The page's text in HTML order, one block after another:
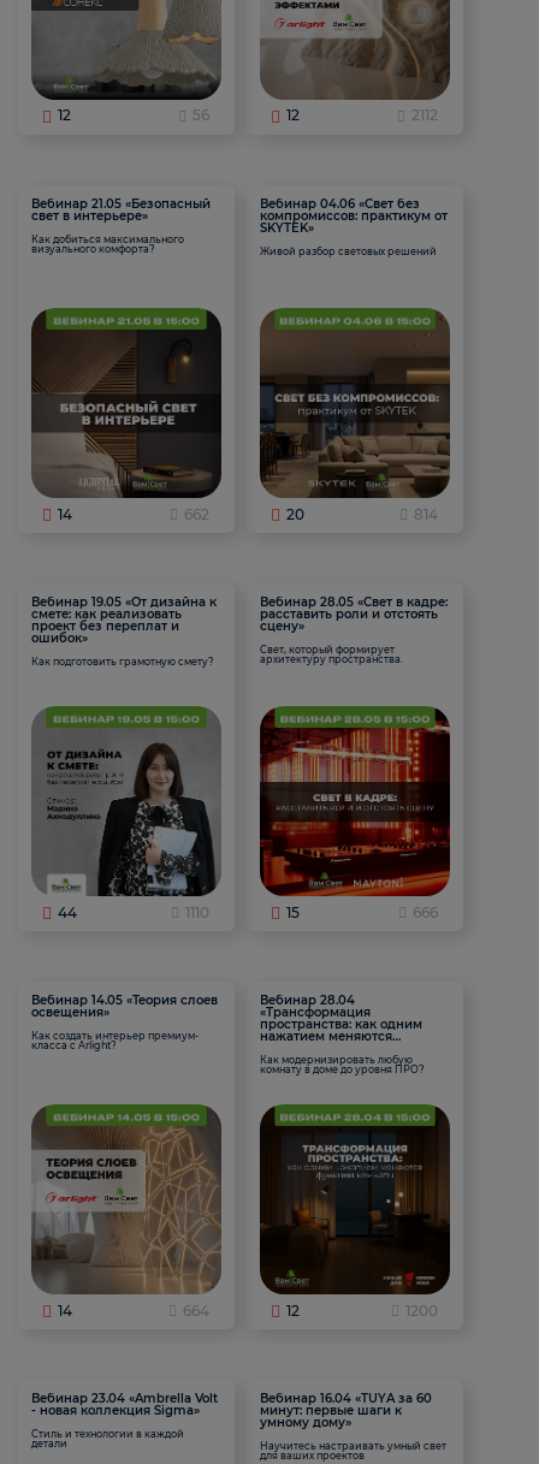
12 56 12 2112
Вебинар 21.05 «Безопасный
свет в интерьере»
Как добиться максимального
визуального комфорта?
14 662
Вебинар 04.06 «Свет без
компромиссов: практикум от
SKYTEK»
Живой разбор световых решений
20 814
Вебинар 19.05 «От дизайна к
смете: как реализовать
проект без переплат и
ошибок»
Как подготовить грамотную смету?
44 1110
Вебинар 28.05 «Свет в кадре:
расставить роли и отстоять
сцену»
Свет, который формирует
архитектуру пространства.
15 666
Вебинар 14.05 «Теория слоев
освещения»
Как создать интерьер премиум-
класса с Arlight?
14 664
Вебинар 28.04
«Трансформация
пространства: как одним
нажатием меняются
Как модернизировать любую
комнату в доме до уровня ПРО?
12 1200
Вебинар 23.04 «Ambrella Volt
- новая коллекция Sigma»
Стиль и технологии в каждой
детали
Вебинар 16.04 «TUYA за 60
минут: первые шаги к
умному дому»
Научитесь настраивать умный свет
для ваших проектов